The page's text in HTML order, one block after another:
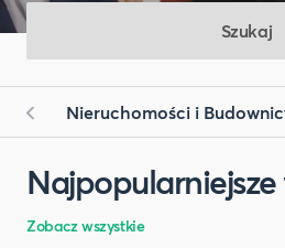
Szukaj
Nieruchomości i
Zobacz wszystkie